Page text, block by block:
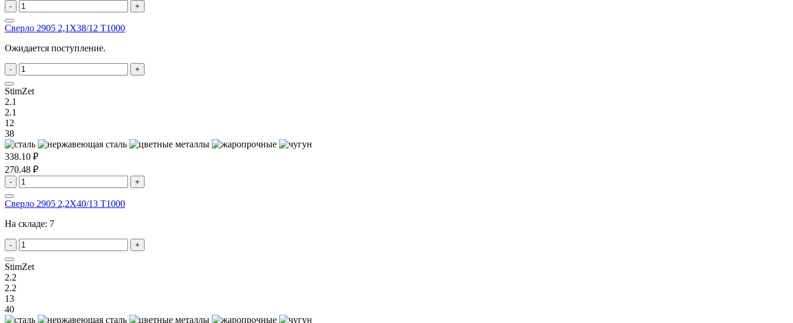
- +
Сверло 2905 2,1X38/12 T1000
Ожидается поступление.
- +
StimZet
2.1
2.1
12
38
338.10 ₽
270.48 ₽
- +
Сверло 2905 2,2X40/13 T1000
На складе: 7
- +
StimZet
2.2
2.2
13
40